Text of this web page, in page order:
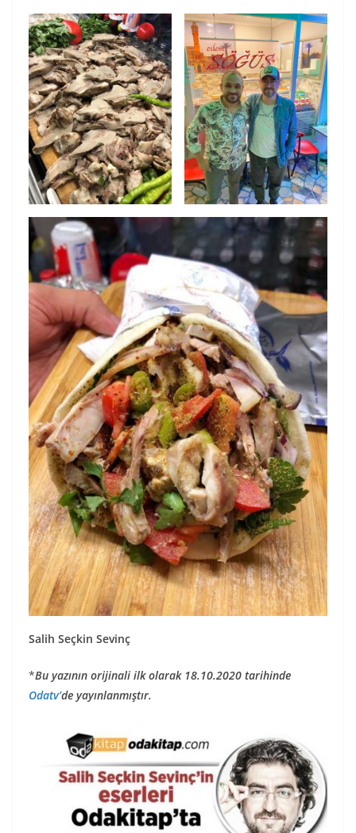
Salih Seçkin Sevinç
*Bu yazının orijinali ilk olarak 18.10.2020 tarihinde
Odatv’de yayınlanmıştır.